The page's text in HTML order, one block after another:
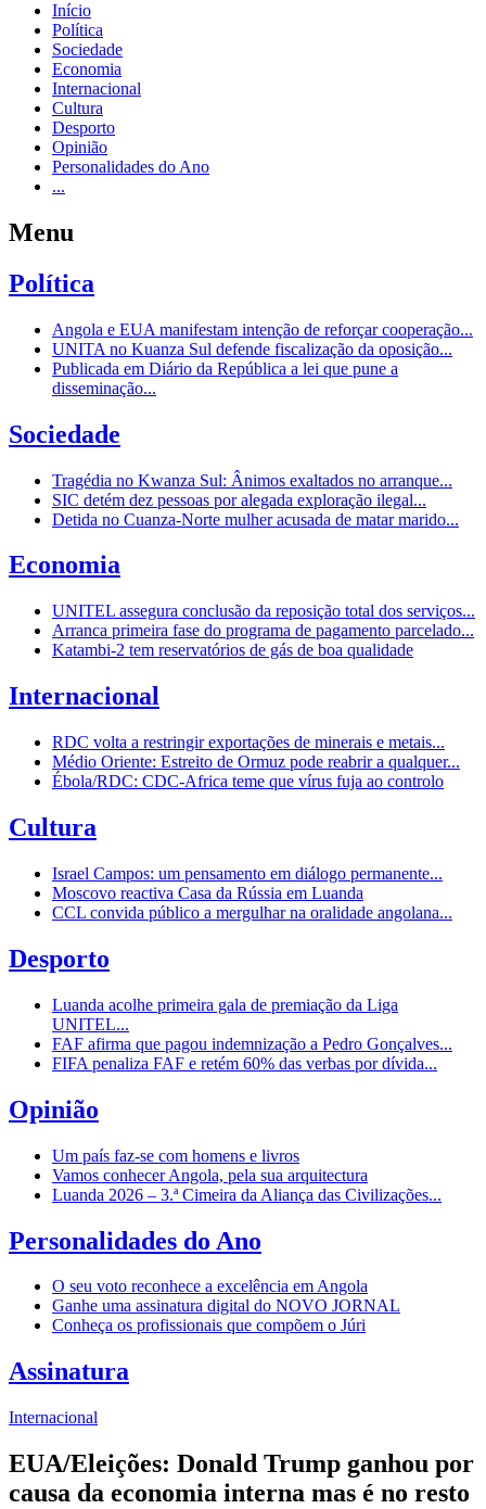
Início
Política
Sociedade
Economia
Internacional
Cultura
Desporto
Opinião
Personalidades do Ano
...
Menu
Política
Angola e EUA manifestam intenção de reforçar cooperação...
UNITA no Kuanza Sul defende fiscalização da oposição...
Publicada em Diário da República a lei que pune a
disseminação...
Sociedade
Tragédia no Kwanza Sul: Ânimos exaltados no arranque...
SIC detém dez pessoas por alegada exploração ilegal...
Detida no Cuanza-Norte mulher acusada de matar marido...
Economia
UNITEL assegura conclusão da reposição total dos serviços...
Arranca primeira fase do programa de pagamento parcelado...
Katambi-2 tem reservatórios de gás de boa qualidade
Internacional
RDC volta a restringir exportações de minerais e metais...
Médio Oriente: Estreito de Ormuz pode reabrir a qualquer...
Ébola/RDC: CDC-Africa teme que vírus fuja ao controlo
Cultura
Israel Campos: um pensamento em diálogo permanente...
Moscovo reactiva Casa da Rússia em Luanda
CCL convida público a mergulhar na oralidade angolana...
Desporto
Luanda acolhe primeira gala de premiação da Liga
UNITEL...
FAF afirma que pagou indemnização a Pedro Gonçalves...
FIFA penaliza FAF e retém 60% das verbas por dívida...
Opinião
Um país faz-se com homens e livros
Vamos conhecer Angola, pela sua arquitectura
Luanda 2026 – 3.ª Cimeira da Aliança das Civilizações...
Personalidades do Ano
O seu voto reconhece a excelência em Angola
Ganhe uma assinatura digital do NOVO JORNAL
Conheça os profissionais que compõem o Júri
Assinatura
Internacional
EUA/Eleições: Donald Trump ganhou por
causa da economia interna mas é no resto